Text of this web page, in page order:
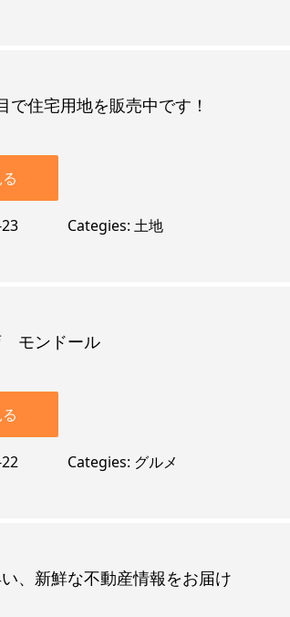
で住宅用地を販売中です！
Categies 土地
モンドール
Categies グルメ
、新鮮な不動産情報をお届け